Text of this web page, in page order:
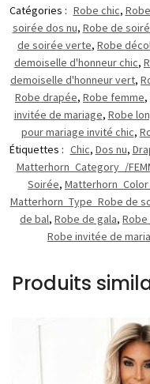
Catégories : Robe chic,
soirée dos nu, Robe de
de soirée verte, Robe
demoiselle d'honneur chic,
demoiselle d'honneur vert,
Robe drapée, Robe femme,
invitée de mariage, Robe
pour mariage invité chic,
Étiquettes : Chic, Dos nu,
Matterhorn_Category_/
Soirée,
Matterhorn_Type_Robe de
de bal, Robe de gala,
Robe invitée de
Produits